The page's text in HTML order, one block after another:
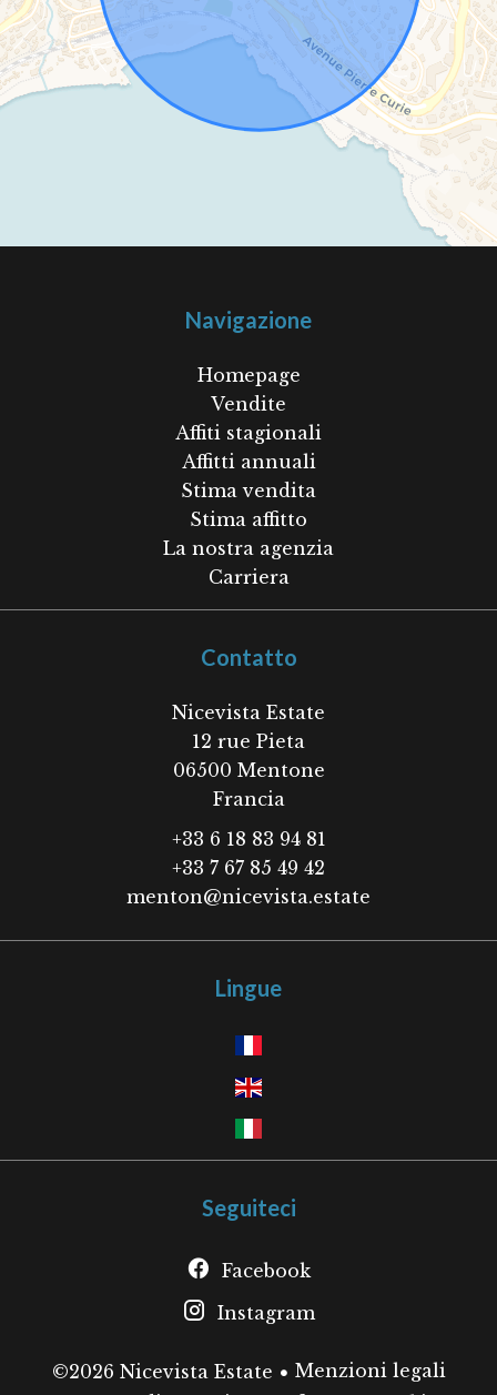
Navigazione
Homepage
Vendite
Affiti stagionali
Affitti annuali
Stima vendita
Stima affitto
La nostra agenzia
Carriera
Contatto
Nicevista Estate
12 rue Pieta
06500 Mentone
Francia
+33 6 18 83 94 81
+33 7 67 85 49 42
menton@nicevista.estate
Lingue
Seguiteci
Facebook
Instagram
©2026 Nicevista Estate
Menzioni legali